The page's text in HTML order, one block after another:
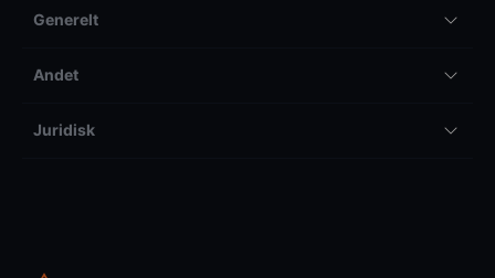
Generelt
Andet
Juridisk